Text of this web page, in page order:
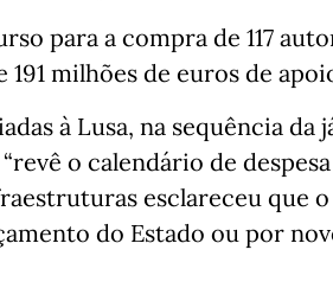
para a compra de 117
191 milhões de euros de
à Lusa, na sequência
o calendário de
esclareceu que
do Estado ou por